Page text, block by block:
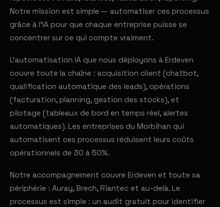
Notre mission est simple — automatiser ces processus
grâce à l'IA pour que chaque entreprise puisse se
concentrer sur ce qui compte vraiment.
L'automatisation IA que nous déployons à Erdeven
couvre toute la chaîne : acquisition client (chatbot,
qualification automatique des leads), opérations
(facturation, planning, gestion des stocks), et
pilotage (tableaux de bord en temps réel, alertes
automatiques). Les entreprises du Morbihan qui
automatisent ces processus réduisent leurs coûts
opérationnels de 30 à 50%.
Notre accompagnement couvre Erdeven et toute sa
périphérie : Auray, Brech, Riantec et au-delà. Le
processus est simple : un audit gratuit pour identifier